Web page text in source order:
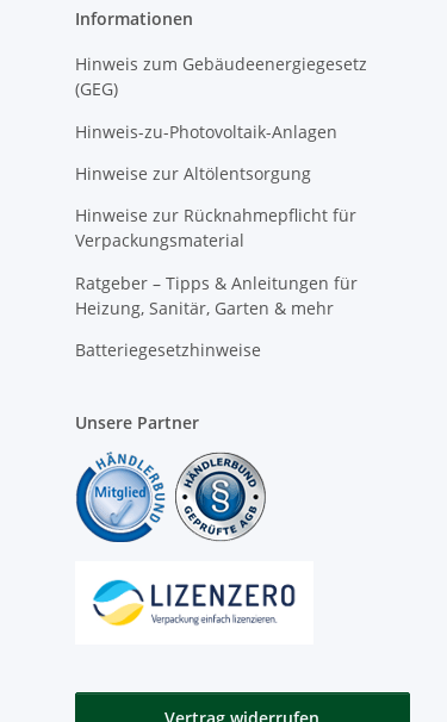
Informationen
Hinweis zum Gebäudeenergiegesetz
(GEG)
Hinweis-zu-Photovoltaik-Anlagen
Hinweise zur Altölentsorgung
Hinweise zur Rücknahmepflicht für
Verpackungsmaterial
Ratgeber – Tipps & Anleitungen für
Heizung, Sanitär, Garten & mehr
Batteriegesetzhinweise
Unsere Partner